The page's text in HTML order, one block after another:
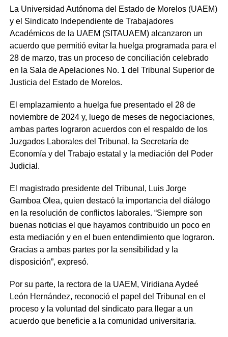
La Universidad Autónoma del Estado de Morelos (UAEM)
y el Sindicato Independiente de Trabajadores
Académicos de la UAEM (SITAUAEM) alcanzaron un
acuerdo que permitió evitar la huelga programada para el
28 de marzo, tras un proceso de conciliación celebrado
en la Sala de Apelaciones No. 1 del Tribunal Superior de
Justicia del Estado de Morelos.
El emplazamiento a huelga fue presentado el 28 de
noviembre de 2024 y, luego de meses de negociaciones,
ambas partes lograron acuerdos con el respaldo de los
Juzgados Laborales del Tribunal, la Secretaría de
Economía y del Trabajo estatal y la mediación del Poder
Judicial.
El magistrado presidente del Tribunal, Luis Jorge
Gamboa Olea, quien destacó la importancia del diálogo
en la resolución de conflictos laborales. “Siempre son
buenas noticias el que hayamos contribuido un poco en
esta mediación y en el buen entendimiento que lograron.
Gracias a ambas partes por la sensibilidad y la
disposición”, expresó.
Por su parte, la rectora de la UAEM, Viridiana Aydeé
León Hernández, reconoció el papel del Tribunal en el
proceso y la voluntad del sindicato para llegar a un
acuerdo que beneficie a la comunidad universitaria.